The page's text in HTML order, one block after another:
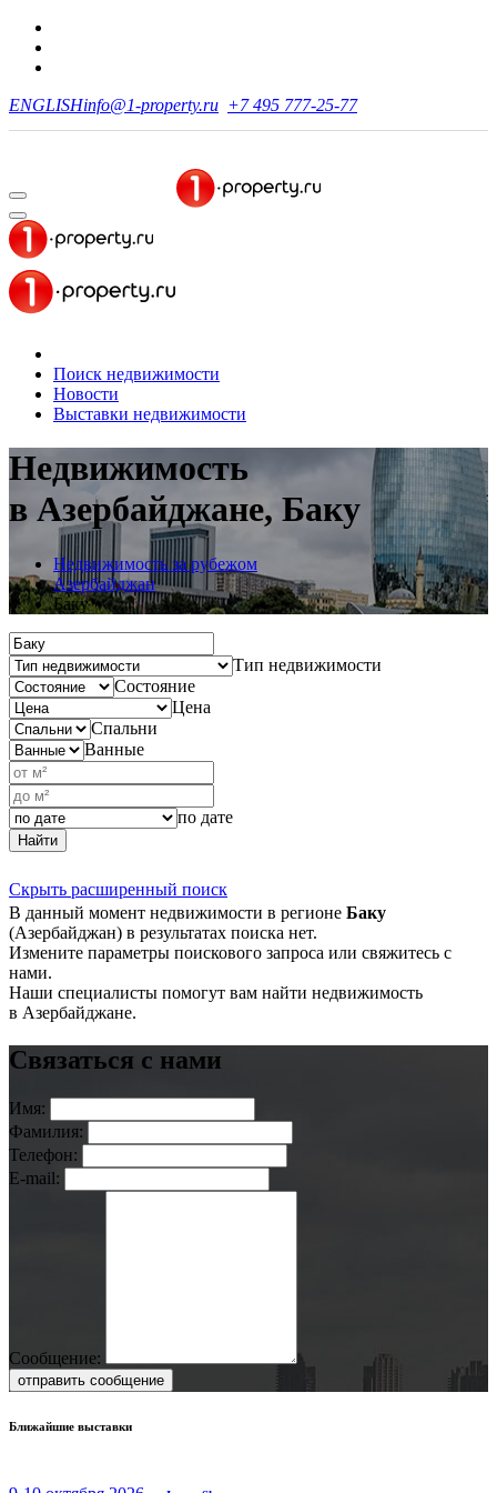
ENGLISHinfo@1-property.ru +7 495 777-25-77
Поиск недвижимости
Новости
Выставки недвижимости
Недвижимость
в Азербайджане, Баку
Недвижимость за рубежом
Азербайджан
Баку
Тип недвижимости
Состояние
Цена
Спальни
Ванные
по дате
Найти
Скрыть расширенный поиск
В данный момент недвижимости в регионе Баку
(Азербайджан) в результатах поиска нет.
Измените параметры поискового запроса или свяжитесь с
нами.
Наши специалисты помогут вам найти недвижимость
в Азербайджане.
Связаться с нами
Имя:
Фамилия:
Телефон:
E-mail:
Сообщение:
отправить сообщение
Ближайшие выставки